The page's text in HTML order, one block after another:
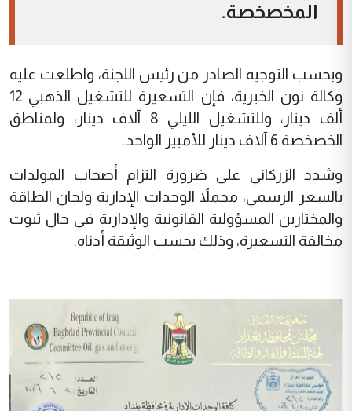
المخصخصة.
وبحسب التوجيه الصادر من رئيس اللجنة، واطلعت عليه
وكالة نون الخبرية، فإن التسعيرة للتشغيل الذهبي 12
ألف دينار، وللتشغيل الليلي ⁠8 آلاف دينار، ولمناطق
الخصخصة 6 آلاف دينار للأمبير الواحد.
وشدد الزركاني على ضرورة التزام أصحاب المولدات
بالسعر الرسمي، محملاً الوحدات الإدارية ولجان الطاقة
والمختارين المسؤولية القانونية والإدارية في حال ثبوت
مخالفة التسعيرة، وذلك بحسب الوثيقة أدناه.